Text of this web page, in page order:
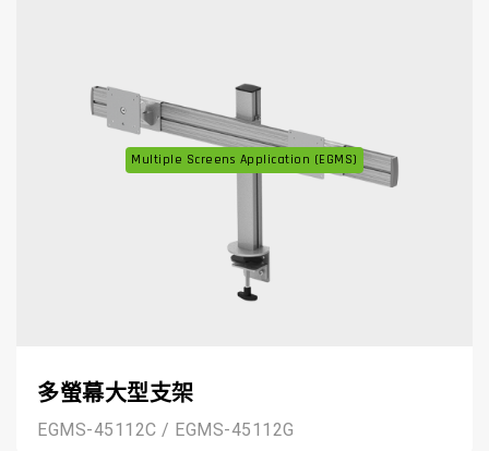
Multiple Screens Application (EGMS)
多螢幕大型支架
EGMS-45112C / EGMS-45112G